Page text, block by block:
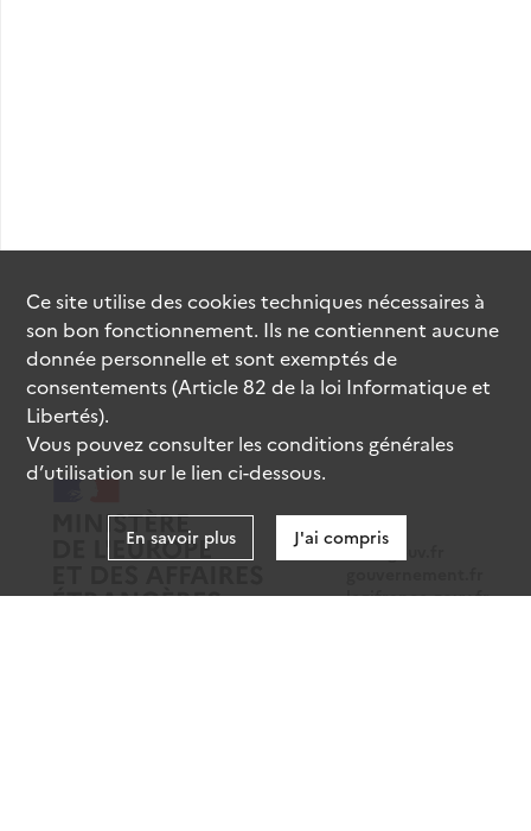
data.gouv.fr
legifrance.gouv.fr
Ce site utilise descookiestechniques nécessaires à
son bon fonctionnement. Ils ne contiennent aucune
donnée personnelle et sont exemptés de
consentements (Article 82 de la loi Informatique et
Libertés).
Vous pouvez consulter les conditions générales
d’utilisation sur le lien ci-dessous.
En savoir plus J'ai compris